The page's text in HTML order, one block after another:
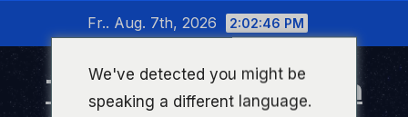
wechseln
Fr.. Aug. 7th, 2026 2:02:46 PM
Timeline Bad Kreuznach
We've detected you might be
speaking a different language.